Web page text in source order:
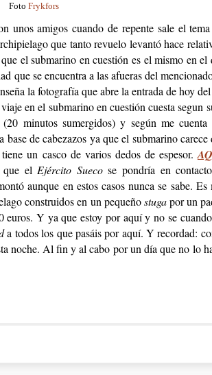
Foto Frykfors
unos amigos cuando de repente sale el
que tanto revuelo levantó hace
el submarino en cuestión es el mismo en el
que se encuentra a las afueras del
la fotografía que abre la entrada de hoy
en el submarino en cuestión cuesta segun
minutos sumergidos) y según me
base de cabezazos ya que el submarino carece
un casco de varios dedos de espesor.
el Ejército Suecose pondría en
aunque en estos casos nunca se sabe. Es
construidos en un pequeñostugapor un
Y ya que estoy por aquí y no se
a todos los que pasáis por aquí. Y recordad:
noche. Al fin y al cabo por un día que no lo